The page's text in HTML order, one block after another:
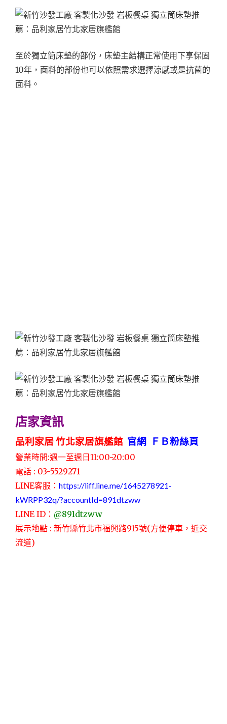
至於獨立筒床墊的部份，床墊主結構正常使用下享保固
10年，面料的部份也可以依照需求選擇涼感或是抗菌的
面料。
店家資訊
品利家居 竹北家居旗艦館 官網 ＦＢ粉絲頁
營業時間:週一至週日11:00-20:00
電話 : 03-5529271
LINE客服： https://liff.line.me/1645278921-
kWRPP32q/?accountId=891dtzww
LINE ID： @891dtzww
展示地點 : 新竹縣竹北市福興路915號(方便停車，近交
流道)